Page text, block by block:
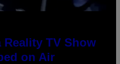
Reality TV Show
on Air